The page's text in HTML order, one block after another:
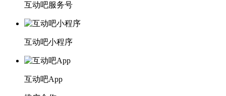
互动吧服务号
互动吧小程序
互动吧App